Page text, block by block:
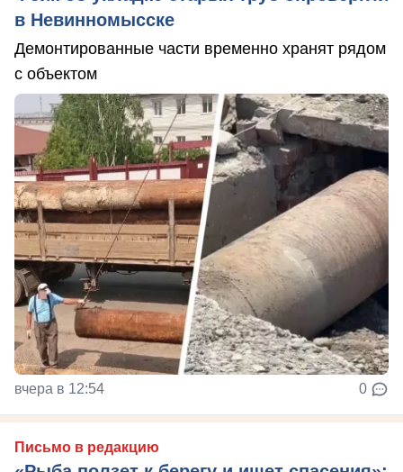
в Невинномысске
Демонтированные части временно хранят рядом
с объектом
вчера в 12:54 0
Письмо в редакцию